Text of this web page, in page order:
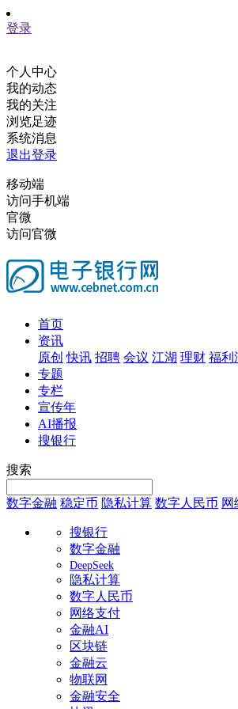
登录
个人中心
我的动态
我的关注
浏览足迹
系统消息
退出登录
移动端
访问手机端
官微
访问官微
首页
资讯
原创 快讯 招聘 会议 江湖 理财 福利
专题
专栏
宣传年
AI播报
搜银行
搜索
数字金融 稳定币 隐私计算 数字人民币 网
搜银行
数字金融
DeepSeek
隐私计算
数字人民币
网络支付
金融AI
区块链
金融云
物联网
金融安全